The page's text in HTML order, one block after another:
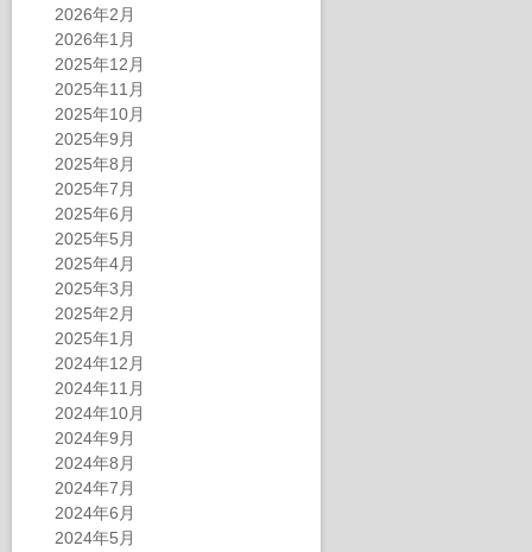
2026年2月
2026年1月
2025年12月
2025年11月
2025年10月
2025年9月
2025年8月
2025年7月
2025年6月
2025年5月
2025年4月
2025年3月
2025年2月
2025年1月
2024年12月
2024年11月
2024年10月
2024年9月
2024年8月
2024年7月
2024年6月
2024年5月